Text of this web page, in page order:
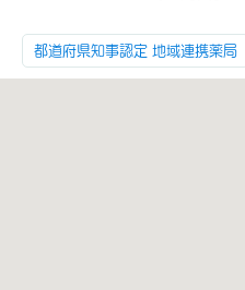
都道府県知事認定 地域連携薬局